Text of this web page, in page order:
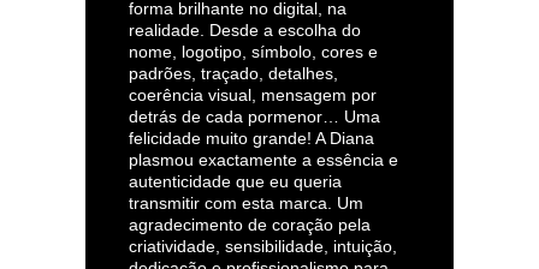
forma brilhante no digital, na
realidade. Desde a escolha do
nome, logotipo, símbolo, cores e
padrões, traçado, detalhes,
coerência visual, mensagem por
detrás de cada pormenor… Uma
felicidade muito grande! A Diana
plasmou exactamente a essência e
autenticidade que eu queria
transmitir com esta marca. Um
agradecimento de coração pela
criatividade, sensibilidade, intuição,